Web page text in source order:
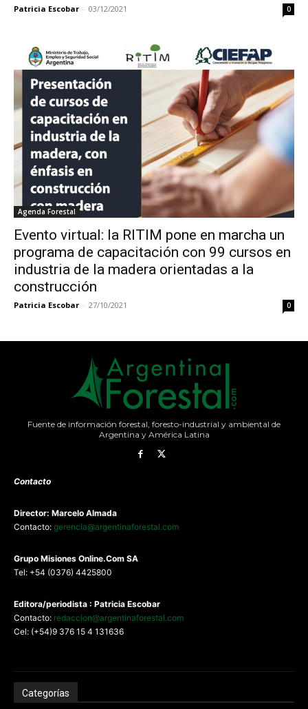
Patricia Escobar - 03/12/2021 0
Agenda Forestal
Evento virtual: la RITIM pone en marcha un
programa de capacitación con 99 cursos en
industria de la madera orientadas a la
construcción
Patricia Escobar - 27/10/2021 0
Fuente de información forestal, foresto-industrial y ambiental de
Argentina y América Latina
Contacto
Director: Marcelo Almada
Contacto: gerencia@argentinaforestal.com
Grupo Misiones Online.Com SA
Tel: +54 (0376) 4425800
Editora/periodista : Patricia Escobar
Contacto: redaccion@argentinaforestal.com
Cel: (+54)9 376 15 4 131636
Categorías